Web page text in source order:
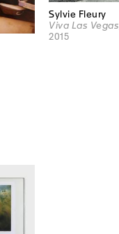
Sylvie Fleury
Viva Las Vegas
2015